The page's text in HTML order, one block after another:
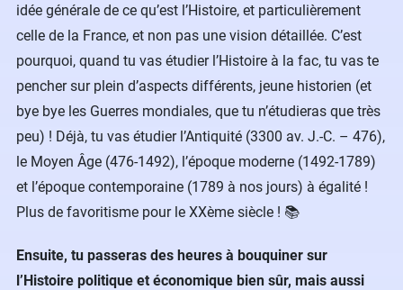
idée générale de ce qu’est l’Histoire, et particulièrement
celle de la France, et non pas une vision détaillée. C’est
pourquoi, quand tu vas étudier l’Histoire à la fac, tu vas te
pencher sur plein d’aspects différents, jeune historien (et
bye bye les Guerres mondiales, que tu n’étudieras que très
peu) ! Déjà, tu vas étudier l’Antiquité (3300 av. J.-C. – 476),
le Moyen Âge (476-1492), l’époque moderne (1492-1789)
et l’époque contemporaine (1789 à nos jours) à égalité !
Plus de favoritisme pour le XXème siècle ! 📚
Ensuite, tu passeras des heures à bouquiner sur
l’Histoire politique et économique bien sûr, mais aussi